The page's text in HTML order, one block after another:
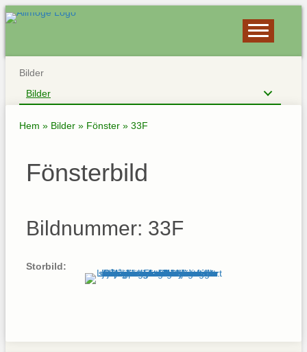
Bilder
Bilder
Hem » Bilder » Fönster » 33F
Fönsterbild
Bildnummer: 33F
Storbild: